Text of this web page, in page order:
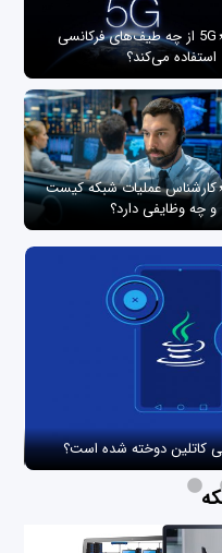
5G از چه طیف‌های فرکانسی
استفاده می‌کند؟
کارشناس عملیات شبکه کیست
و چه وظایفی دارد؟
کاتلین دوخته شده است؟